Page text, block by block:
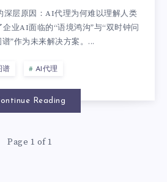
深层原因：AI代理为何难以理解人类
业AI面临的“语境鸿沟”与“双时钟问
”作为未来解决方案。...
谱 AI代理
Reading
Page 1 of 1